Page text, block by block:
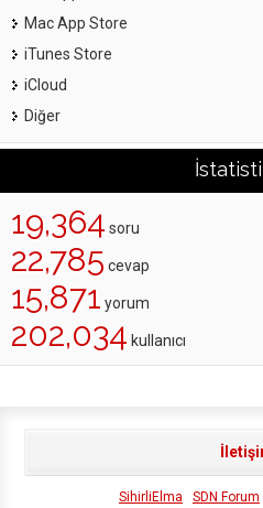
Mac App Store
iTunes Store
iCloud
Diğer
19,364 soru
22,785 cevap
15,871 yorum
202,034 kullanıcı
SihirliElma SDN Forum